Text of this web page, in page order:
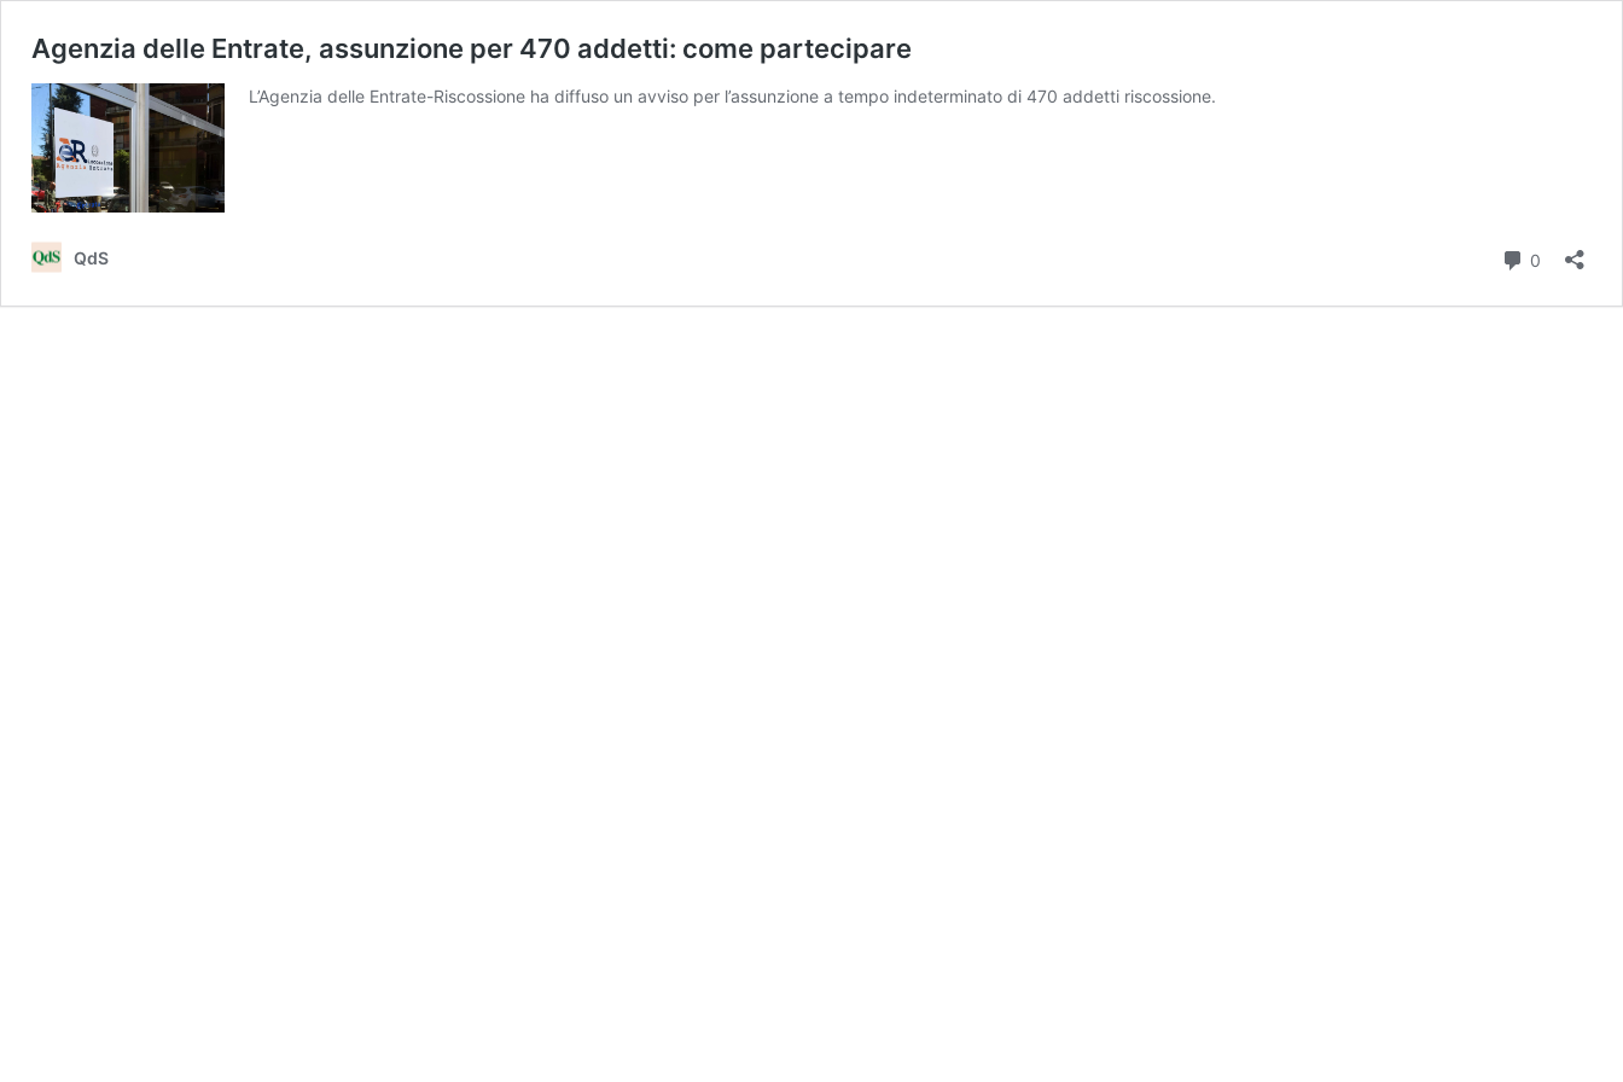
Agenzia delle Entrate, assunzione per 470 addetti: come partecipare
L’Agenzia delle Entrate-Riscossione ha diffuso un avviso per l’assunzione a tempo indeterminato di 470 addetti riscossione.
QdS 0 Commenti